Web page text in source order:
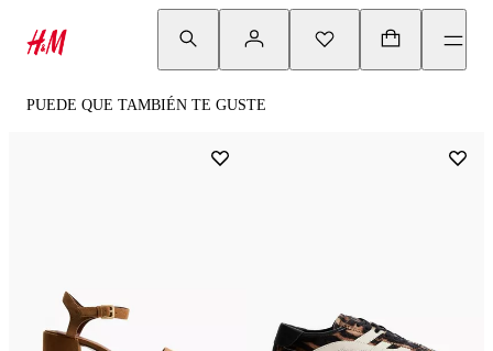
PUEDE QUE TAMBIÉN TE GUSTE